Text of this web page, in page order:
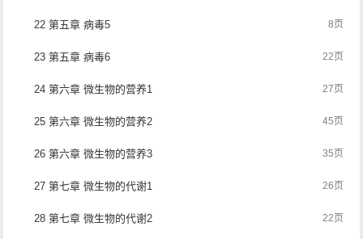
22 第五章 病毒5 8页
23 第五章 病毒6 22页
24 第六章 微生物的营养1 27页
25 第六章 微生物的营养2 45页
26 第六章 微生物的营养3 35页
27 第七章 微生物的代谢1 26页
28 第七章 微生物的代谢2 22页